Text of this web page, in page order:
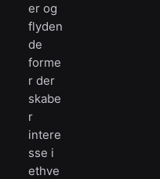
er og
flyden
de
forme
r der
skabe
r
intere
sse i
ethve